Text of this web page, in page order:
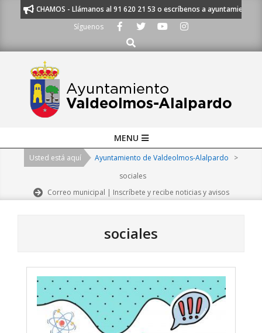
ESCUCHAMOS - Llámanos al 91 620 21 53 o escríbenos a
Síguenos
Buscar
Navigation
MENU
Usted está aquí Ayuntamiento de Valdeolmos-Alalpardo
>
sociales
Correo municipal | Inscríbete y recibe noticias y avisos
sociales